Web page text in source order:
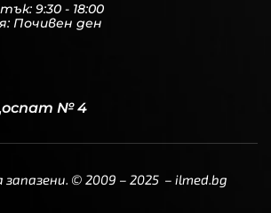
9:30 - 18:00
Почивен ден
№ 4
запазени. © 2009 – 2025 – ilmed.bg